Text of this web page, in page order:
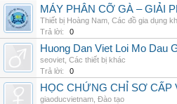
MÁY PHÂN CỠ GÀ – GIẢI
Thiết bị Hoàng Nam Các đồ gia dụng
Trả lời:
0
Huong Dan Viet Loi Mo Dau
seoviet Các thiết bị khác
Trả lời:
0
HỌC CHỨNG CHỈ SƠ
giaoducvietnam Đào tạo